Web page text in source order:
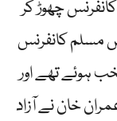
مسلم کانفرنس چھوڑ کر
میں شامل ہوئے۔ وہ 2006 میں مسلم کانفرنس
ہوئے تھے اور
خان نے آزاد